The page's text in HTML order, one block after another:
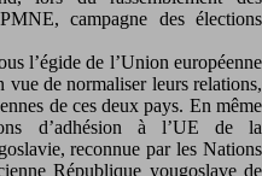
l’égide de l’Union européenne
de normaliser leurs relations,
de ces deux pays. En même
d’adhésion à l’UE de la
reconnue par les Nations
République yougoslave de